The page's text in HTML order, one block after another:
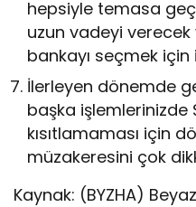
hepsiyle temasa
uzun vadeyi
bankayı seçmek için
İlerleyen dönemde
başka işlemlerinizde
kısıtlamaması için
müzakeresini çok
Kaynak: (BYZHA)